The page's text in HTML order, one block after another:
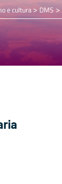
e cultura>DMS >